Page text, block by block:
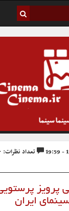
تعداد نظرات: ۰ نظر
پرویز
ایران